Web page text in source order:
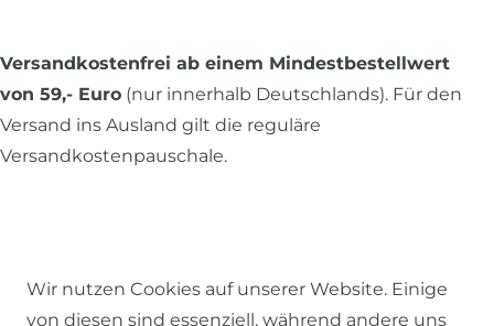
Versandkostenfrei ab einem Mindestbestellwert
von 59,- Euro (nur innerhalb Deutschlands). Für den
Versand ins Ausland gilt die reguläre
Versandkostenpauschale.
Wir nutzen Cookies auf unserer Website. Einige
von diesen sind essenziell, während andere uns